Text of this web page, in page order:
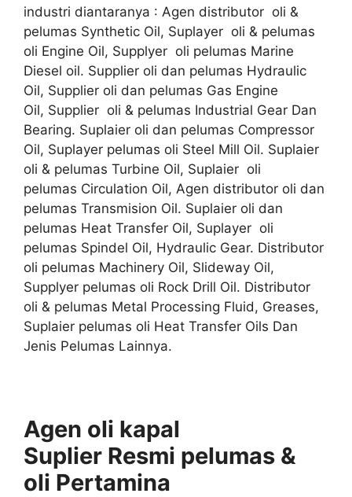
industri diantaranya : Agen distributor oli &
pelumas Synthetic Oil, Suplayer oli & pelumas
oli Engine Oil, Supplyer oli pelumas Marine
Diesel oil. Supplier oli dan pelumas Hydraulic
Oil, Supplier oli dan pelumas Gas Engine
Oil, Supplier oli & pelumas Industrial Gear Dan
Bearing. Suplaier oli dan pelumas Compressor
Oil, Suplayer pelumas oli Steel Mill Oil. Suplaier
oli & pelumas Turbine Oil, Suplaier oli
pelumas Circulation Oil, Agen distributor oli dan
pelumas Transmision Oil. Suplaier oli dan
pelumas Heat Transfer Oil, Suplayer oli
pelumas Spindel Oil, Hydraulic Gear. Distributor
oli pelumas Machinery Oil, Slideway Oil,
Supplyer pelumas oli Rock Drill Oil. Distributor
oli & pelumas Metal Processing Fluid, Greases,
Suplaier pelumas oli Heat Transfer Oils Dan
Jenis Pelumas Lainnya.
Agen oli kapal
Suplier Resmi pelumas &
oli Pertamina